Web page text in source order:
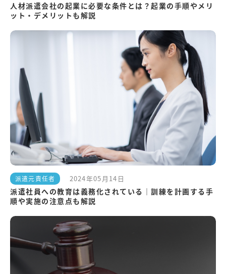
人材派遣会社の起業に必要な条件とは？起業の手順やメリ
ット・デメリットも解説
派遣元責任者 2024年05月14日
派遣社員への教育は義務化されている｜訓練を計画する手
順や実施の注意点も解説